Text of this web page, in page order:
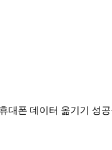
대폰 데이터 옮기기 성